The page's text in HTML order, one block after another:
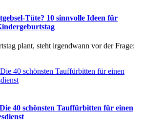
Tüte? 10 sinnvolle Ideen für
plant, steht irgendwann vor der Frage:
40 schönsten Tauffürbitten für einen